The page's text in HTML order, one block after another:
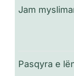
Jam
Pasqyra e